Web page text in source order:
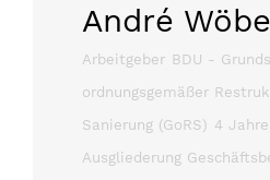
André
Arbeitgeber BDU -
ordnungsgemäßer
Sanierung (GoRS) 4 Jahre
Ausgliederung